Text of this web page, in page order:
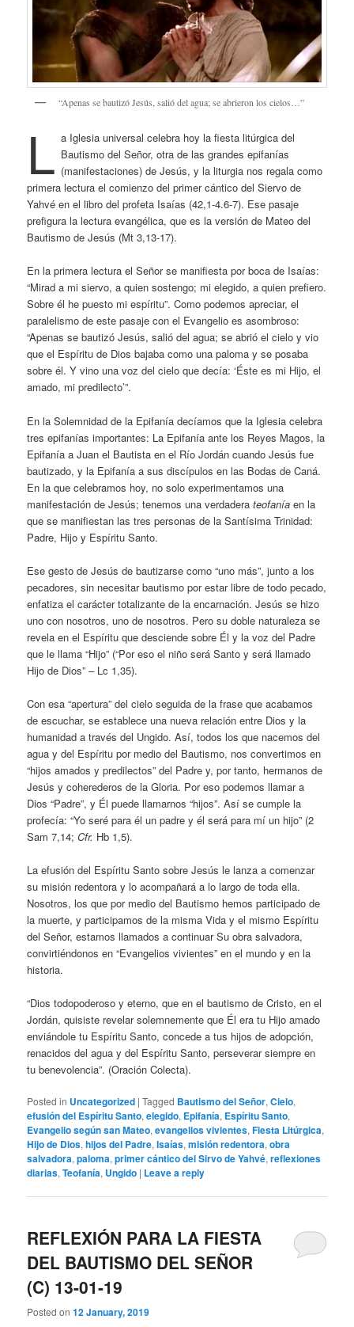
“Apenas se bautizó Jesús, salió del agua; se abrieron los cielos…”
L a Iglesia universal celebra hoy la fiesta litúrgica del
Bautismo del Señor, otra de las grandes epifanías
(manifestaciones) de Jesús, y la liturgia nos regala como
primera lectura el comienzo del primer cántico del Siervo de
Yahvé en el libro del profeta Isaías (42,1-4.6-7). Ese pasaje
prefigura la lectura evangélica, que es la versión de Mateo del
Bautismo de Jesús (Mt 3,13-17).
En la primera lectura el Señor se manifiesta por boca de Isaías:
“Mirad a mi siervo, a quien sostengo; mi elegido, a quien prefiero.
Sobre él he puesto mi espíritu”. Como podemos apreciar, el
paralelismo de este pasaje con el Evangelio es asombroso:
“Apenas se bautizó Jesús, salió del agua; se abrió el cielo y vio
que el Espíritu de Dios bajaba como una paloma y se posaba
sobre él. Y vino una voz del cielo que decía: ‘Éste es mi Hijo, el
amado, mi predilecto’”.
En la Solemnidad de la Epifanía decíamos que la Iglesia celebra
tres epifanías importantes: La Epifanía ante los Reyes Magos, la
Epifanía a Juan el Bautista en el Río Jordán cuando Jesús fue
bautizado, y la Epifanía a sus discípulos en las Bodas de Caná.
En la que celebramos hoy, no solo experimentamos una
manifestación de Jesús; tenemos una verdaderateofanía en la
que se manifiestan las tres personas de la Santísima Trinidad:
Padre, Hijo y Espíritu Santo.
Ese gesto de Jesús de bautizarse como “uno más”, junto a los
pecadores, sin necesitar bautismo por estar libre de todo pecado,
enfatiza el carácter totalizante de la encarnación. Jesús se hizo
uno con nosotros, uno de nosotros. Pero su doble naturaleza se
revela en el Espíritu que desciende sobre Él y la voz del Padre
que le llama “Hijo” (“Por eso el niño será Santo y será llamado
Hijo de Dios” – Lc 1,35).
Con esa “apertura” del cielo seguida de la frase que acabamos
de escuchar, se establece una nueva relación entre Dios y la
humanidad a través del Ungido. Así, todos los que nacemos del
agua y del Espíritu por medio del Bautismo, nos convertimos en
“hijos amados y predilectos” del Padre y, por tanto, hermanos de
Jesús y coherederos de la Gloria. Por eso podemos llamar a
Dios “Padre”, y Él puede llamarnos “hijos”. Así se cumple la
profecía: “Yo seré para él un padre y él será para mí un hijo” (2
Sam 7,14;Cfr. Hb 1,5).
La efusión del Espíritu Santo sobre Jesús le lanza a comenzar
su misión redentora y lo acompañará a lo largo de toda ella.
Nosotros, los que por medio del Bautismo hemos participado de
la muerte, y participamos de la misma Vida y el mismo Espíritu
del Señor, estamos llamados a continuar Su obra salvadora,
convirtiéndonos en “Evangelios vivientes” en el mundo y en la
historia.
“Dios todopoderoso y eterno, que en el bautismo de Cristo, en el
Jordán, quisiste revelar solemnemente que Él era tu Hijo amado
enviándole tu Espíritu Santo, concede a tus hijos de adopción,
renacidos del agua y del Espíritu Santo, perseverar siempre en
tu benevolencia”. (Oración Colecta).
Posted in Uncategorized |Tagged Bautismo del Señor,Cielo,
efusión del Espíritu Santo,elegido, Epifanía, Espíritu Santo,
Evangelio según san Mateo,evangelios vivientes,Fiesta Litúrgica,
Hijo de Dios,hijos del Padre,Isaías,misión redentora,obra
salvadora,paloma,primer cántico del Sirvo de Yahvé,reflexiones
diarias,Teofanía, Ungido | Leave a reply
REFLEXIÓN PARA LA FIESTA
DEL BAUTISMO DEL SEÑOR
(C) 13-01-19
Posted on12 January, 2019